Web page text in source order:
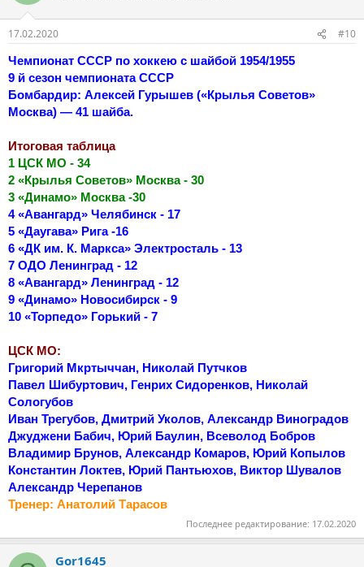
17.02.2020
#10
Чемпионат СССР по хоккею с шайбой 1954/1955
9 й сезон чемпионата СССР
Бомбардир: Алексей Гурышев («Крылья Советов»
Москва) — 41 шайба.
Итоговая таблица
1 ЦСК МО - 34
2 «Крылья Советов» Москва - 30
3 «Динамо» Москва -30
4 «Авангард» Челябинск - 17
5 «Даугава» Рига -16
6 «ДК им. К. Маркса» Электросталь - 13
7 ОДО Ленинград - 12
8 «Авангард» Ленинград - 12
9 «Динамо» Новосибирск - 9
10 «Торпедо» Горький - 7
ЦСК МО:
Григорий Мкртыччан, Николай Путчков
Павел Шибуртович, Генрих Сидоренков, Николай
Сологубов
Иван Трегубов, Дмитрий Уколов, Александр Виноградов
Джуджени Бабич, Юрий Баулин, Всеволод Бобров
Владимир Брунов, Александр Комаров, Юрий Копылов
Константин Локтев, Юрий Пантьюхов, Виктор Шувалов
Александр Черепанов
Тренер: Анатолий Тарасов
Последнее редактирование: 17.02.2020
Gor1645